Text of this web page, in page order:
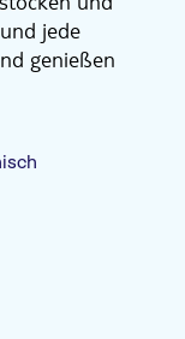
jede
genießen
roten
Salat
einem